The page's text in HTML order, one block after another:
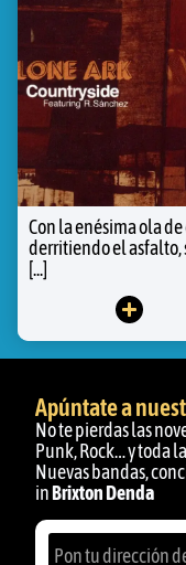
Con la enésima ola
derritiendo el asfalto,
[...]
Apúntate a
No te pierdas las
Punk, Rock… y toda
Nuevas bandas,
in Brixton Denda